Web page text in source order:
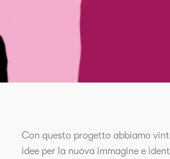
Con questo progetto abbiamo
idee per la nuova immagine e